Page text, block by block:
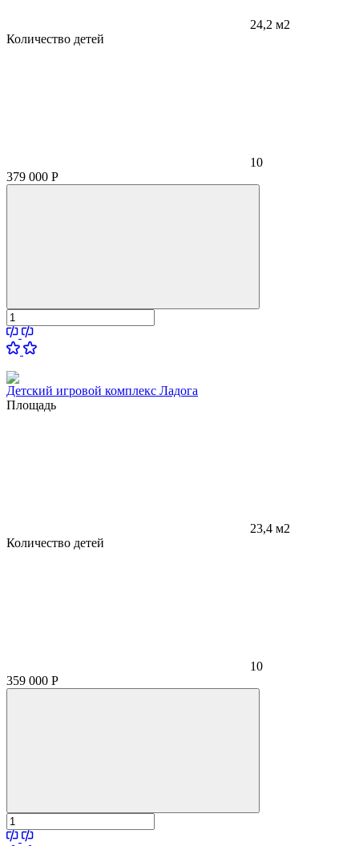
24,2 м2
Количество детей
10
379 000 Р
Детский игровой комплекс Ладога
Площадь
23,4 м2
Количество детей
10
359 000 Р